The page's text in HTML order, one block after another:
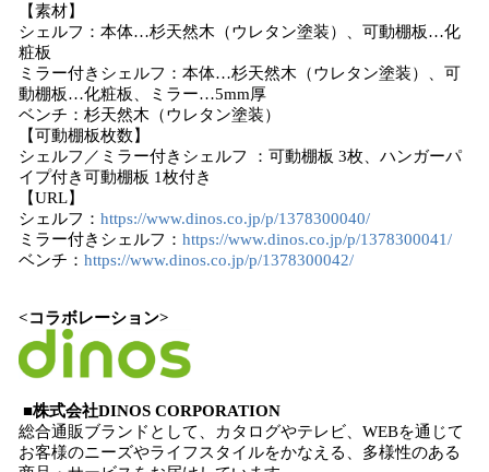
【素材】
シェルフ：本体…杉天然木（ウレタン塗装）、可動棚板…化
粧板
ミラー付きシェルフ：本体…杉天然木（ウレタン塗装）、可
動棚板…化粧板、ミラー…5mm厚
ベンチ：杉天然木（ウレタン塗装）
【可動棚板枚数】
シェルフ／ミラー付きシェルフ ：可動棚板 3枚、ハンガーパ
イプ付き可動棚板 1枚付き
【URL】
シェルフ： https://www.dinos.co.jp/p/1378300040/
ミラー付きシェルフ： https://www.dinos.co.jp/p/1378300041/
ベンチ： https://www.dinos.co.jp/p/1378300042/
<コラボレーション>
■株式会社DINOS CORPORATION
総合通販ブランドとして、カタログやテレビ、WEBを通じて
お客様のニーズやライフスタイルをかなえる、多様性のある